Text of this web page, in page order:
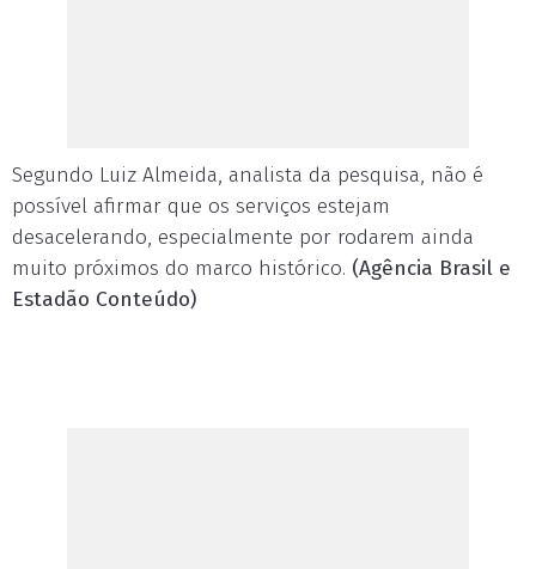
Segundo Luiz Almeida, analista da pesquisa, não é
possível afirmar que os serviços estejam
desacelerando, especialmente por rodarem ainda
muito próximos do marco histórico. (Agência Brasil e
Estadão Conteúdo)